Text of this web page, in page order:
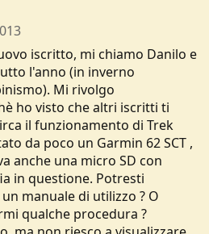
iscritto, mi chiamo Danilo e
l'anno (in inverno
Mi rivolgo
ho visto che altri iscritti ti
il funzionamento di Trek
da poco un Garmin 62 SCT ,
anche una micro SD con
in questione. Potresti
manuale di utilizzo ? O
qualche procedura ?